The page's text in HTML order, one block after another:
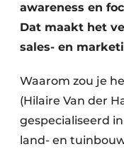
awareness en
Dat maakt het
sales- en
Waarom zou je
(Hilaire Van der
gespecialiseerd
land- en